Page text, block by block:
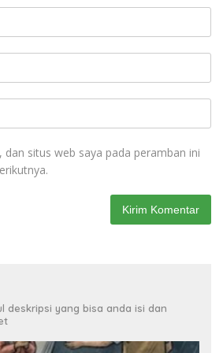
dan situs web saya pada peramban ini
deskripsi yang bisa anda isi dan